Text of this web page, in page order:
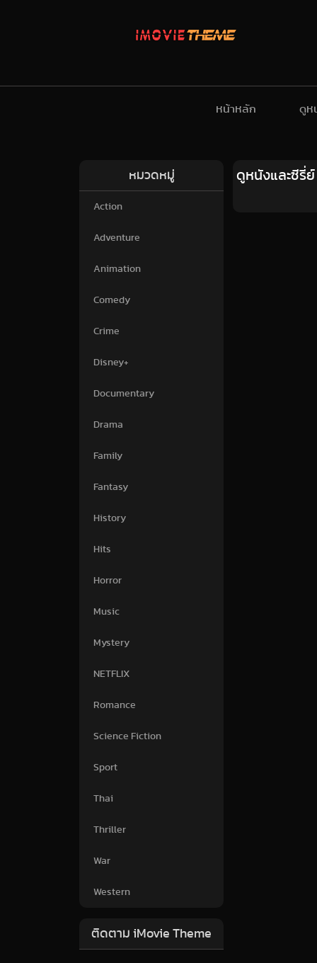
หน้าหลัก ดูห
หมวดหมู่
Action
Adventure
Animation
Comedy
Crime
Disney+
Documentary
Drama
Family
Fantasy
History
Hits
Horror
Music
Mystery
NETFLIX
Romance
Science Fiction
Sport
Thai
Thriller
War
Western
ติดตาม iMovie Theme
ดูหนังและซีรี่